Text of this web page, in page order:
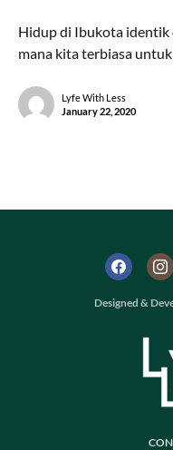
Hidup di Ibukota identik
mana kita terbiasa
Lyfe With Less
January 22, 2020
Designed &